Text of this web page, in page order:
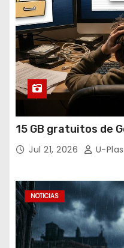
15 GB gratuitos de
Jul 21, 2026 U-
NOTICIAS